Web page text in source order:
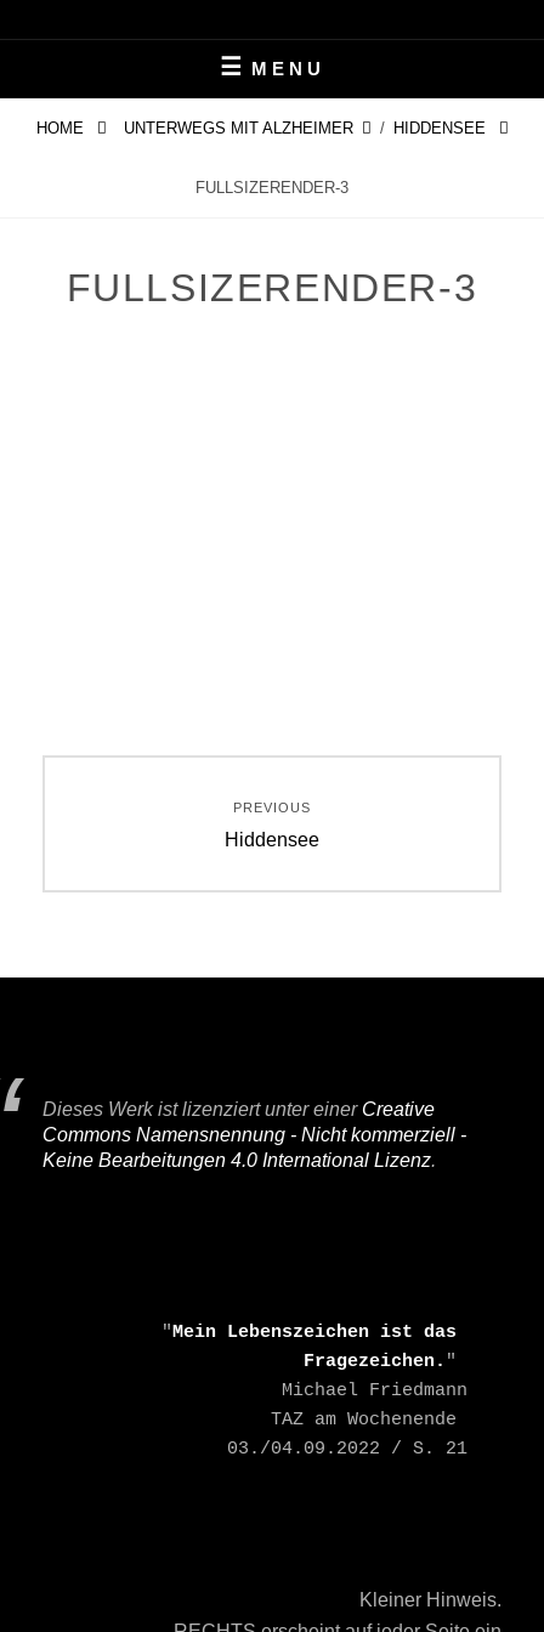
to
PERIFAIR
MENU
HOME UNTERWEGS MIT ALZHEIMER / HIDDENSEE
FULLSIZERENDER-3
FULLSIZERENDER-3
PREVIOUS
Previous
Hiddensee
Dieses Werk ist lizenziert unter einer Creative
Commons Namensnennung - Nicht kommerziell -
Keine Bearbeitungen 4.0 International Lizenz.
    "
Mein Lebenszeichen ist das
Fragezeichen. "
03./04.09.2022 / S. 21
Kleiner Hinweis.